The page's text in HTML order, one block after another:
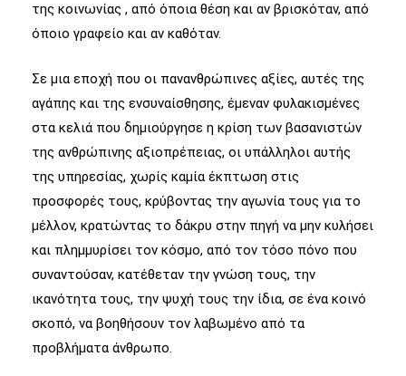
της κοινωνίας , από όποια θέση και αν βρισκόταν, από
όποιο γραφείο και αν καθόταν.
Σε μια εποχή που οι πανανθρώπινες αξίες, αυτές της
αγάπης και της ενσυναίσθησης, έμεναν φυλακισμένες
στα κελιά που δημιούργησε η κρίση των βασανιστών
της ανθρώπινης αξιοπρέπειας, οι υπάλληλοι αυτής
της υπηρεσίας, χωρίς καμία έκπτωση στις
προσφορές τους, κρύβοντας την αγωνία τους για το
μέλλον, κρατώντας το δάκρυ στην πηγή να μην κυλήσει
και πλημμυρίσει τον κόσμο, από τον τόσο πόνο που
συναντούσαν, κατέθεταν την γνώση τους, την
ικανότητα τους, την ψυχή τους την ίδια, σε ένα κοινό
σκοπό, να βοηθήσουν τον λαβωμένο από τα
προβλήματα άνθρωπο.